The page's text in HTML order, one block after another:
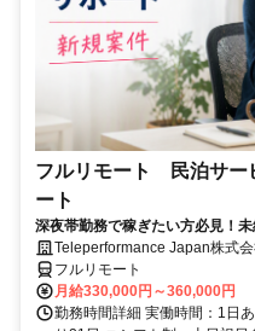
フルリモート 民泊サー
ート
深夜帯勤務で稼ぎたい方必見！
Teleperformance Japan株式
フルリモート
月給330,000円～360,000円
勤務時間詳細 実働時間：1日